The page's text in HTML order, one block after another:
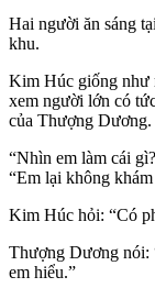
Hai người ăn sáng
khu.
Kim Húc giống như
xem người lớn có
của Thượng Dương.
“Nhìn em làm cái
“Em lại không
Kim Húc hỏi: “Có
Thượng Dương nói:
em hiểu.”